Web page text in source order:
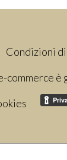
Condizioni
commerce è